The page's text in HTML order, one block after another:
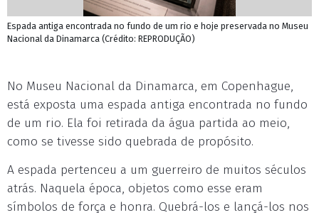
Espada antiga encontrada no fundo de um rio e hoje preservada no Museu
Nacional da Dinamarca (Crédito: REPRODUÇÃO)
No Museu Nacional da Dinamarca, em Copenhague,
está exposta uma espada antiga encontrada no fundo
de um rio. Ela foi retirada da água partida ao meio,
como se tivesse sido quebrada de propósito.
A espada pertenceu a um guerreiro de muitos séculos
atrás. Naquela época, objetos como esse eram
símbolos de força e honra. Quebrá-los e lançá-los nos